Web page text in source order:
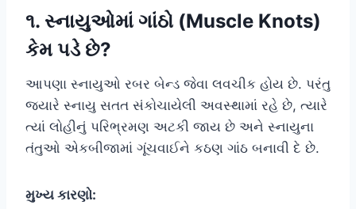
૧. સ્નાયુઓમાં ગાંઠો (Muscle Knots)
કેમ પડે છે?
આપણા સ્નાયુઓ રબર બેન્ડ જેવા લવચીક હોય છે. પરંતુ
જ્યારે સ્નાયુ સતત સંકોચાયેલી અવસ્થામાં રહે છે, ત્યારે
ત્યાં લોહીનું પરિભ્રમણ અટકી જાય છે અને સ્નાયુના
તંતુઓ એકબીજામાં ગૂંચવાઈને કઠણ ગાંઠ બનાવી દે છે.
મુખ્ય કારણો: